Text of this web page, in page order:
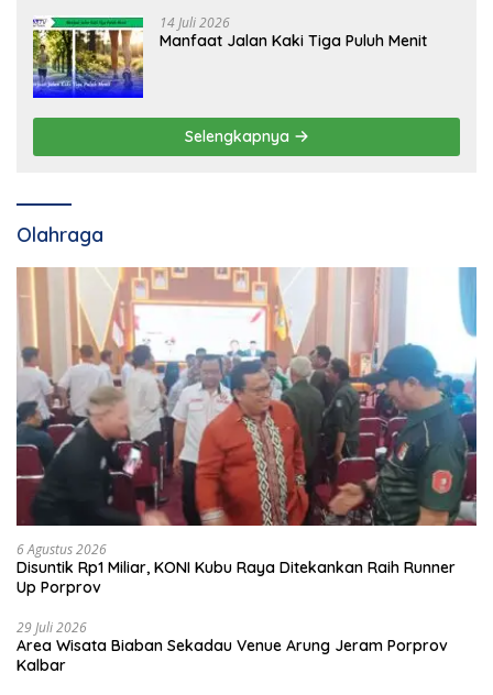
14 Juli 2026
Manfaat Jalan Kaki Tiga Puluh Menit
Selengkapnya
Olahraga
6 Agustus 2026
Disuntik Rp1 Miliar, KONI Kubu Raya Ditekankan Raih Runner
Up Porprov
29 Juli 2026
Area Wisata Biaban Sekadau Venue Arung Jeram Porprov
Kalbar